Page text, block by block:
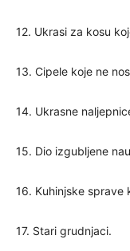
12. Ukrasi za kosu
13. Cipele koje ne
14. Ukrasne
15. Dio izgubljene
16. Kuhinjske sprave
17. Stari grudnjaci.